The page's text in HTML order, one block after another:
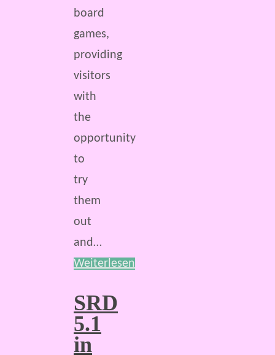
board
games,
providing
visitors
with
the
opportunity
to
try
them
out
and…
Weiterlesen
SRD
5.1
in